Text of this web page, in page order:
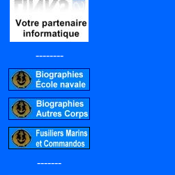
--------
-------